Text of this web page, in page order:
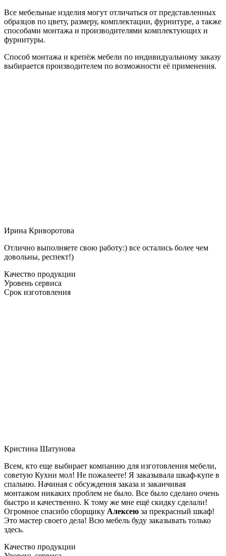
Все мебельные изделия могут отличаться от представленных
образцов по цвету, размеру, комплектации, фурнитуре, а также
способами монтажа и производителями комплектующих и
фурнитуры.
Способ монтажа и крепёж мебели по индивидуальному заказу
выбирается производителем по возможности её применения.
Ирина Криворотова
Отлично выполняете свою работу:) все остались более чем
довольны, респект!)
Качество продукции
Уровень сервиса
Срок изготовления
Кристина Шатунова
Всем, кто еще выбирает компанию для изготовления мебели,
советую Кухни мол! Не пожалеете! Я заказывала шкаф-купе в
спальню. Начиная с обсуждения заказа и заканчивая
монтажом никаких проблем не было. Все было сделано очень
быстро и качественно. К тому же мне ещё скидку сделали!
Огромное спасибо сборщику Алексею за прекрасный шкаф!
Это мастер своего дела! Всю мебель буду заказывать только
здесь.
Качество продукции